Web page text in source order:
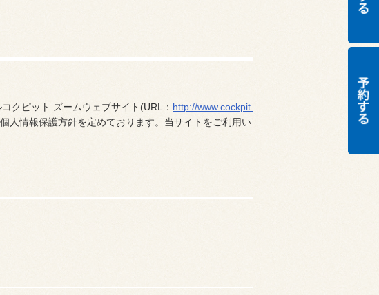
クピット ズームウェブサイト(URL： http://www.cockpit.
人情報保護方針を定めております。当サイトをご利用い